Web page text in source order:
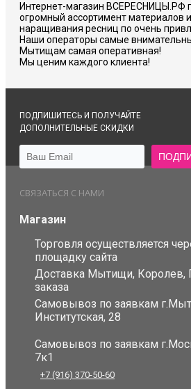
Интернет-магазин ВСЕРЕСНИЦЫ.РФ
огромный ассортимент материалов
наращивания ресниц по очень
Наши операторы самые
Мытищам самая оперативная!
Мы ценим каждого клиента!
ПОДПИШИТЕСЬ И ПОЛУЧАЙТЕ
ДОПОЛНИТЕЛЬНЫЕ СКИДКИ
СВЯЗАТЬСЯ С НАМИ
Магазин
Торговля осуществляется
площадку сайта
Доставка Мытищи, Королев,
заказа
Самовывоз по заявкам
Институтская, 28
Самовывоз по заявкам
7к1
+7 (916) 370-50-60